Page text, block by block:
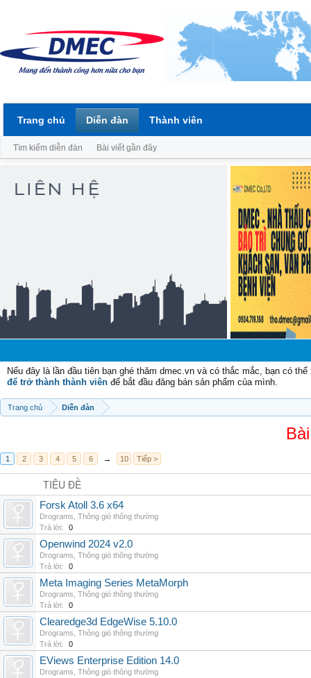
Nếu đây là lần đầu tiên bạn ghé thăm dmec.vn và có thắc mắc, bạn có
để trở thành thành viên để bắt đầu đăng bán sản phẩm của mình.
Trang chủ Diễn đàn
1 2 3 4 5 6 → 10 Tiếp >
TIÊU ĐỀ
Forsk Atoll 3.6 x64
Drograms Thông gió thông thường
Trả lời:
0
Openwind 2024 v2.0
Drograms Thông gió thông thường
Trả lời:
0
Meta Imaging Series MetaMorph
Drograms Thông gió thông thường
Trả lời:
0
Clearedge3d EdgeWise 5.10.0
Drograms Thông gió thông thường
Trả lời:
0
EViews Enterprise Edition 14.0
Drograms Thông gió thông thường
Trang chủ Diễn đàn
Tìm kiếm diễn đàn Bài viết gần đây
Thành viên